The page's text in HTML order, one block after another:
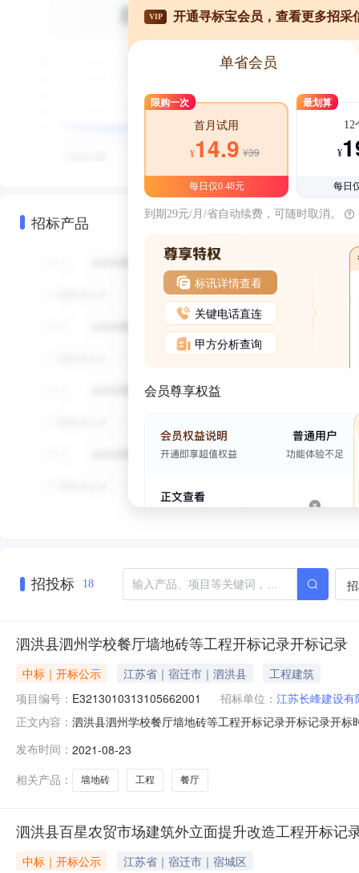
招标产品
VIP 开通寻标宝会员，查看更多招采
单省会员
限购一次
首月试用
¥14.9 ¥39
每日仅0.48元
最划算
12
¥
每日
到期29元/月/省自动续费，可随时取消。
标讯详情查看
关键电话直连
甲方分析查询
会员尊享权益
招投标 18
泗洪县泗州学校餐厅墙地砖等工程开标记录开标记录
中标｜开标公示 江苏省｜宿迁市｜泗洪县
工程建筑
项目编号： E3213010313105662001 招标单位： 江苏长峰建设有
正文内容： 泗洪县泗州学校餐厅墙地砖等工程开标记录开标记录开
称:徐州顺天建设工程有限公司;项目负责人:;报价:0.00元/
发布时间： 2021-08-23
相关产品：
墙地砖 工程 餐厅
泗洪县百星农贸市场建筑外立面提升改造工程开标记
中标｜开标公示
江苏省｜宿迁市｜宿城区